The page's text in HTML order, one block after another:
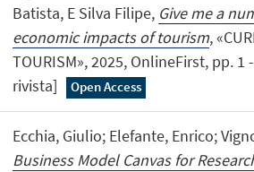
Batista, E Silva Filipe, Give me a
economic impacts of tourism,
TOURISM», 2025, OnlineFirst, pp. 1
rivista]
Open Access
Ecchia, Giulio; Elefante, Enrico;
Business Model Canvas for